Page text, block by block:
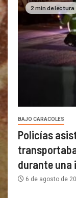
2 min de lectura
BAJO CARACOLES
Policías
durante una
6 de agosto de